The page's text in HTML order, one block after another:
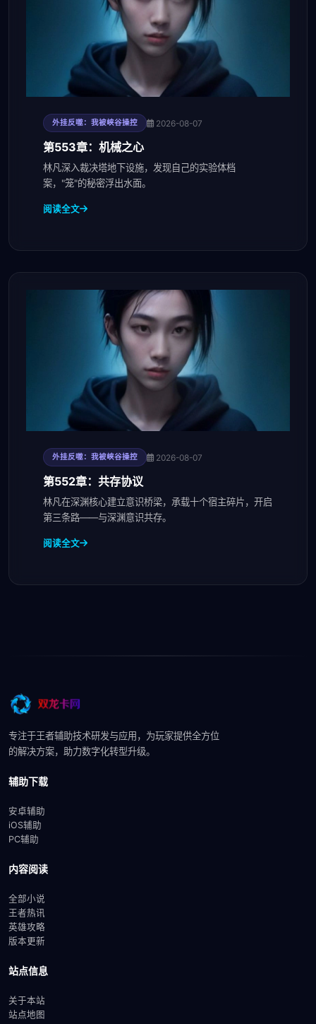
外挂反噬：我被峡谷操控 2026-08-07
第553章：机械之心
林凡深入裁决塔地下设施，发现自己的实验体档
案，"笼"的秘密浮出水面。
阅读全文
外挂反噬：我被峡谷操控 2026-08-07
第552章：共存协议
林凡在深渊核心建立意识桥梁，承载十个宿主碎片，开启
第三条路——与深渊意识共存。
阅读全文
专注于王者辅助技术研发与应用，为玩家提供全方位
的解决方案，助力数字化转型升级。
辅助下载
安卓辅助
iOS辅助
PC辅助
内容阅读
全部小说
王者热讯
英雄攻略
版本更新
站点信息
关于本站
站点地图